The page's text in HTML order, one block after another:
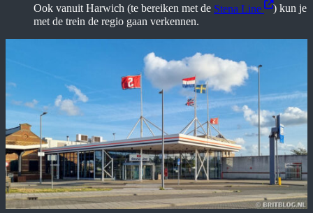
Ook vanuit Harwich (te bereiken met de Stena Line
) kun je
met de trein de regio gaan verkennen.